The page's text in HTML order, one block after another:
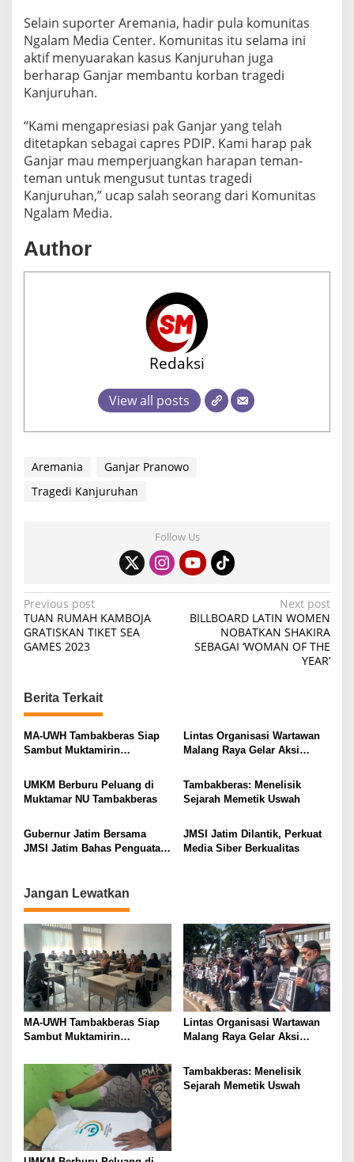
Selain suporter Aremania, hadir pula komunitas
Ngalam Media Center. Komunitas itu selama ini
aktif menyuarakan kasus Kanjuruhan juga
berharap Ganjar membantu korban tragedi
Kanjuruhan.
“Kami mengapresiasi pak Ganjar yang telah
ditetapkan sebagai capres PDIP. Kami harap pak
Ganjar mau memperjuangkan harapan teman-
teman untuk mengusut tuntas tragedi
Kanjuruhan,” ucap salah seorang dari Komunitas
Ngalam Media.
Author
Redaksi
View all posts
Aremania
Ganjar Pranowo
Tragedi Kanjuruhan
Follow Us
P
o
s
n
a
v
g
a
t
i
n
Previous post
TUAN RUMAH KAMBOJA
GRATISKAN TIKET SEA
GAMES 2023
Next post
BILLBOARD LATIN WOMEN
NOBATKAN SHAKIRA
SEBAGAI ‘WOMAN OF THE
YEAR’
Berita Terkait
MA-UWH Tambakberas Siap
Sambut Muktamirin
Lintas Organisasi Wartawan
Malang Raya Gelar Aksi
Ireng”
UMKM Berburu Peluang di
Muktamar NU Tambakberas
Tambakberas: Menelisik
Sejarah Memetik Uswah
Gubernur Jatim Bersama
JMSI Jatim Bahas Penguatan
JMSI Jatim Dilantik, Perkuat
Media Siber Berkualitas
Jangan Lewatkan
MA-UWH Tambakberas Siap
Sambut Muktamirin
Lintas Organisasi Wartawan
Malang Raya Gelar Aksi
Ireng”
Tambakberas: Menelisik
Sejarah Memetik Uswah